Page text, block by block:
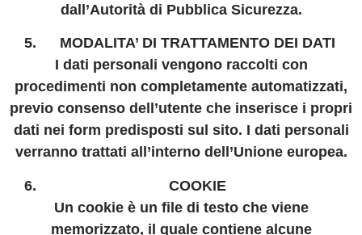
dall’Autorità di Pubblica Sicurezza.
MODALITA’ DI TRATTAMENTO DEI DATI
I dati personali vengono raccolti con
procedimenti non completamente automatizzati,
previo consenso dell’utente che inserisce i propri
dati nei form predisposti sul sito. I dati personali
verranno trattati all’interno dell’Unione europea.
COOKIE
Un cookie è un file di testo che viene
memorizzato, il quale contiene alcune